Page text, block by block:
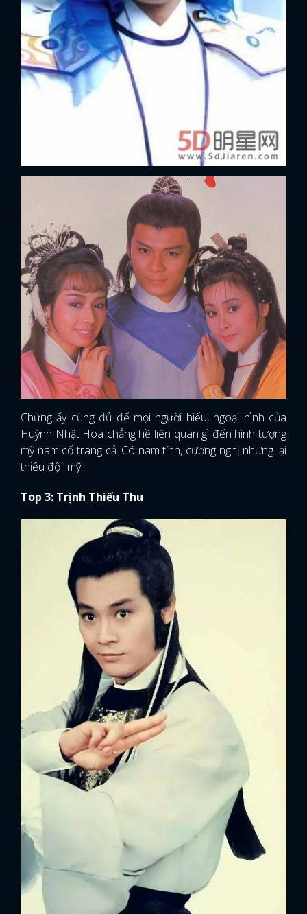
Chừng ấy cũng đủ để mọi người hiểu, ngoại hình của
Huỳnh Nhật Hoa chẳng hề liên quan gì đến hình tượng
mỹ nam cổ trang cả. Có nam tính, cương nghị nhưng lại
thiếu độ "mỹ".
Top 3: Trịnh Thiếu Thu